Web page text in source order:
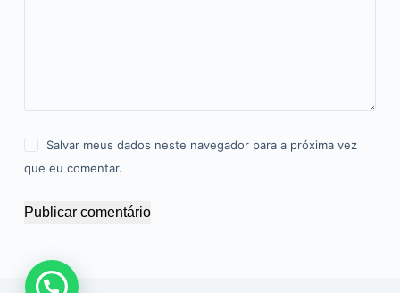
Salvar meus dados neste navegador para a próxima vez
que eu comentar.
Publicar comentário